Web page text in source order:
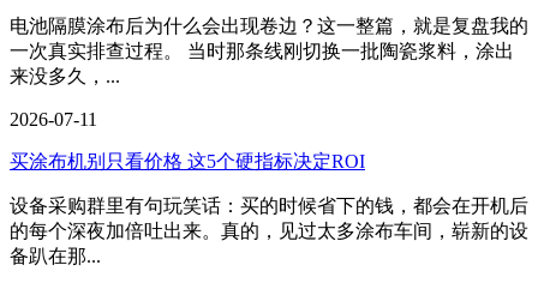
电池隔膜涂布后为什么会出现卷边？这一整篇，就是复盘我的
一次真实排查过程。 当时那条线刚切换一批陶瓷浆料，涂出
来没多久，...
2026-07-11
买涂布机别只看价格 这5个硬指标决定ROI
设备采购群里有句玩笑话：买的时候省下的钱，都会在开机后
的每个深夜加倍吐出来。真的，见过太多涂布车间，崭新的设
备趴在那...